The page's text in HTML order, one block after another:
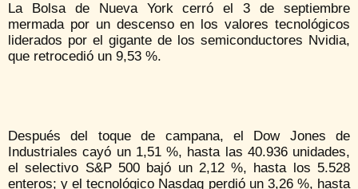
La Bolsa de Nueva York cerró el 3 de septiembre
mermada por un descenso en los valores tecnológicos
liderados por el gigante de los semiconductores Nvidia,
que retrocedió un 9,53 %.
Después del toque de campana, el Dow Jones de
Industriales cayó un 1,51 %, hasta las 40.936 unidades,
el selectivo S&P 500 bajó un 2,12 %, hasta los 5.528
enteros; y el tecnológico Nasdaq perdió un 3,26 %, hasta